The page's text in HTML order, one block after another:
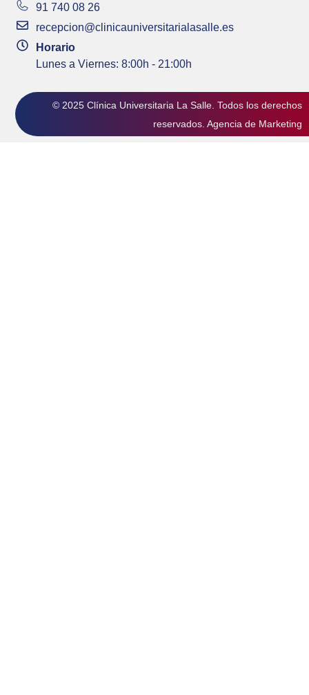
91 740 08 26
recepcion@clinicauniversitarialasalle.es
Horario
Lunes a Viernes: 8:00h - 21:00h
© 2025 Clínica Universitaria La Salle. Todos los derechos
reservados. Agencia de Marketing